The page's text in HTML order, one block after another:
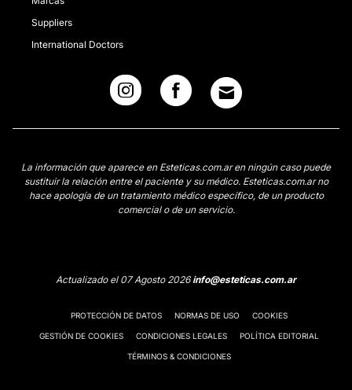
Suppliers
International Doctors
La información que aparece en Esteticas.com.ar en ningún caso puede
sustituir la relación entre el paciente y su médico. Esteticas.com.ar no
hace apología de un tratamiento médico específico, de un producto
comercial o de un servicio.
Actualizado el 07 Agosto 2026info@esteticas.com.ar
PROTECCIÓN DE DATOS NORMAS DE USO COOKIES
GESTIÓN DE COOKIES CONDICIONES LEGALES POLÍTICA EDITORIAL
TÉRMINOS & CONDICIONES